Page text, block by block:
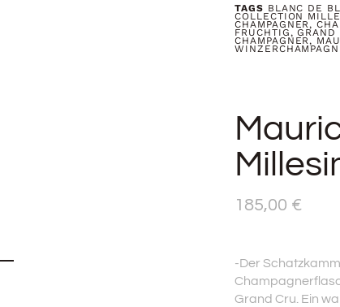
TAGS BLANC DE
COLLECTION
CHAMPAGNER,
FRUCHTIG,GRAND
CHAMPAGNER,
185,00 €
-Der
Grand Cru. Ein